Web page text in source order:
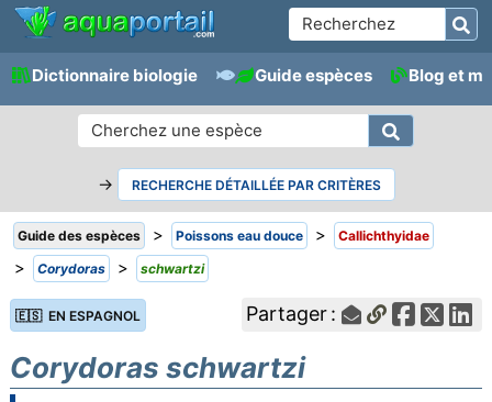
Dictionnaire biologie Guide espèces Blog et
→ RECHERCHE DÉTAILLÉE PAR CRITÈRES
Guide des espèces > Poissons eau douce > Callichthyidae
> Corydoras > schwartzi
🇪🇸 EN ESPAGNOL Partager :
Corydoras schwartzi